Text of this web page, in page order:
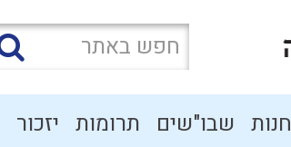
חנות שבו"שים תרומות יזכור